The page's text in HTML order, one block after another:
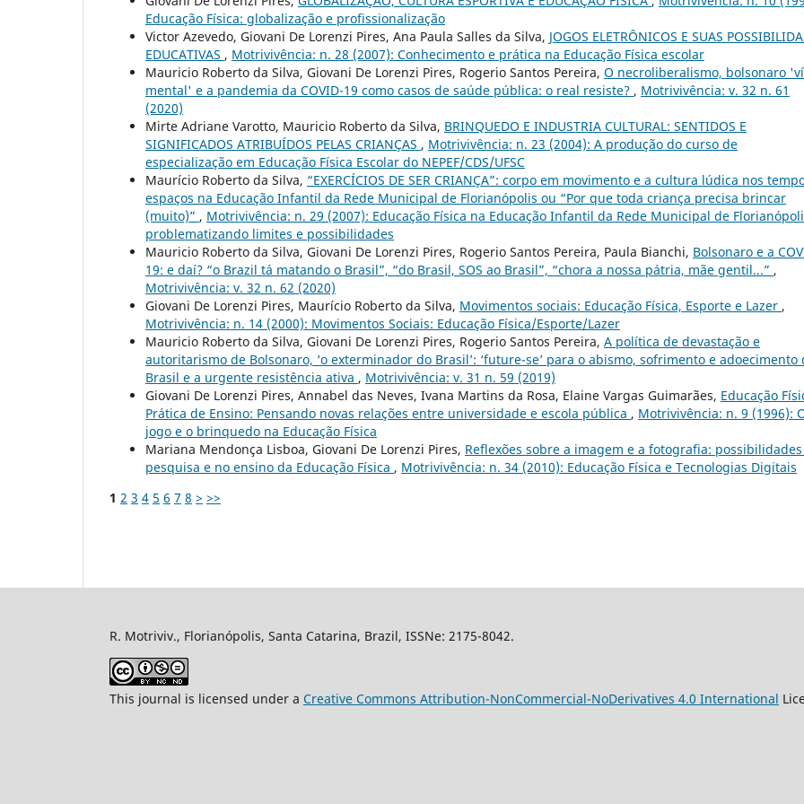
Educação Física: globalização e profissionalização
Victor Azevedo, Giovani De Lorenzi Pires, Ana Paula Salles da Silva, JOGOS ELETRÔNICOS E SUAS
EDUCATIVAS , Motrivivência: n. 28 (2007): Conhecimento e prática na Educação Física escolar
Mauricio Roberto da Silva, Giovani De Lorenzi Pires, Rogerio Santos Pereira, O necroliberalismo, bolsonaro
mental' e a pandemia da COVID-19 como casos de saúde pública: o real resiste? , Motrivivência: v. 32 n. 61
(2020)
Mirte Adriane Varotto, Mauricio Roberto da Silva, BRINQUEDO E INDUSTRIA CULTURAL: SENTIDOS E
SIGNIFICADOS ATRIBUÍDOS PELAS CRIANÇAS , Motrivivência: n. 23 (2004): A produção do curso de
especialização em Educação Física Escolar do NEPEF/CDS/UFSC
Maurício Roberto da Silva, “EXERCÍCIOS DE SER CRIANÇA”: corpo em movimento e a cultura lúdica nos
espaços na Educação Infantil da Rede Municipal de Florianópolis ou “Por que toda criança precisa brincar
(muito)” , Motrivivência: n. 29 (2007): Educação Física na Educação Infantil da Rede Municipal de
problematizando limites e possibilidades
Mauricio Roberto da Silva, Giovani De Lorenzi Pires, Rogerio Santos Pereira, Paula Bianchi, Bolsonaro e a
19: e daí? “o Brazil tá matando o Brasil”, “do Brasil, SOS ao Brasil”, “chora a nossa pátria, mãe gentil...” ,
Motrivivência: v. 32 n. 62 (2020)
Giovani De Lorenzi Pires, Maurício Roberto da Silva, Movimentos sociais: Educação Física, Esporte e Lazer ,
Motrivivência: n. 14 (2000): Movimentos Sociais: Educação Física/Esporte/Lazer
Mauricio Roberto da Silva, Giovani De Lorenzi Pires, Rogerio Santos Pereira, A política de devastação e
autoritarismo de Bolsonaro, ‘o exterminador do Brasil’: ‘future-se’ para o abismo, sofrimento e adoecimento
Brasil e a urgente resistência ativa , Motrivivência: v. 31 n. 59 (2019)
Giovani De Lorenzi Pires, Annabel das Neves, Ivana Martins da Rosa, Elaine Vargas Guimarães, Educação
Prática de Ensino: Pensando novas relações entre universidade e escola pública , Motrivivência: n. 9 (1996):
jogo e o brinquedo na Educação Física
Mariana Mendonça Lisboa, Giovani De Lorenzi Pires, Reflexões sobre a imagem e a fotografia:
pesquisa e no ensino da Educação Física , Motrivivência: n. 34 (2010): Educação Física e Tecnologias Digitais
1 2 3 4 5 6 7 8 > >>
R. Motriviv., Florianópolis, Santa Catarina, Brazil, ISSNe: 2175-8042.
This journal is licensed under a Creative Commons Attribution-NonCommercial-NoDerivatives 4.0 International